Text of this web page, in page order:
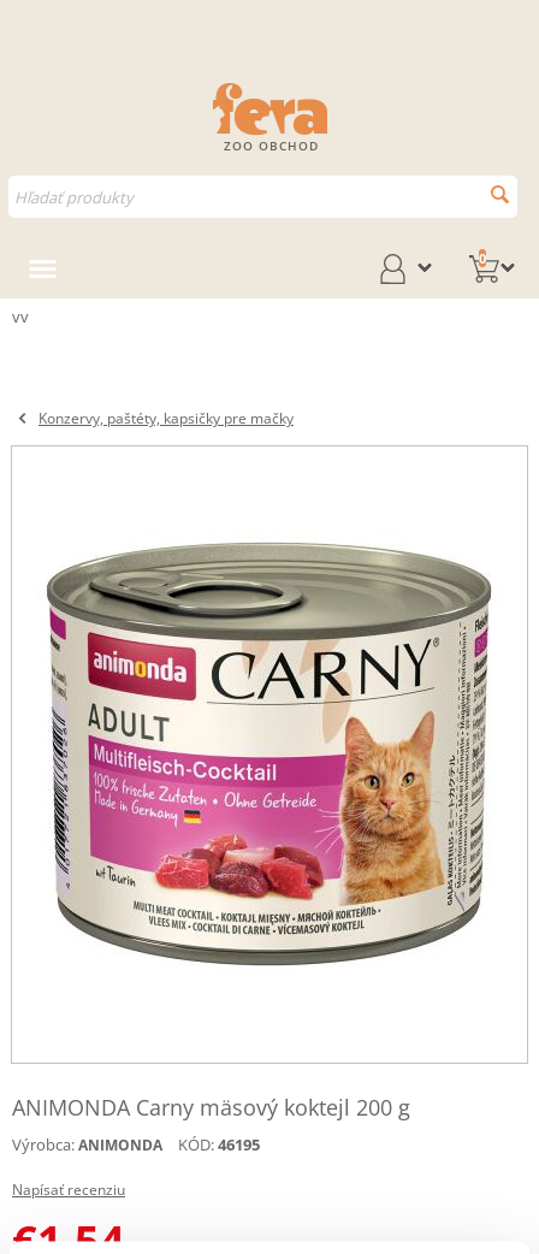
ZOO OBCHOD
0
vv
Konzervy, paštéty, kapsičky pre mačky
ANIMONDA Carny mäsový koktejl 200 g
Výrobca:ANIMONDA KÓD:46195
Napísať recenziu
€1.54